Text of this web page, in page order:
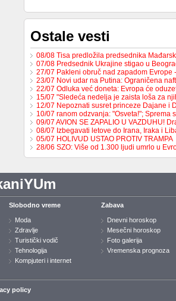
Ostale vesti
08/08 Tisa predložila predsednika
07/08 Predsednik Ukrajine stigao u
27/07 Pakleni obruč nad zapadom Evrope
23/07 Novi udar na Putina: Ograničena
22/07 Odluka već doneta: Evropa će
15/07 "Sledeća nedelja je zaista loša za
12/07 Nepoznati susret princeze Dajane i
10/07 ranom odzvanja: "Osveta!"; Sprema
09/07 AVION SE ZAPALIO U VAZDUHU!
08/07 Izbegavati letove do Irana, Iraka i
05/07 HOLIVUD USTAO PROTIV TRAMPA
28/06 SZO: Više od 1.300 ljudi umrlo u
Slobodno vreme
Moda
Zdravlje
Turistički vodič
Tehnologija
Kompjuteri i internet
Zabava
Dnevni horoskop
Mesečni horoskop
Foto galerija
Vremenska prognoza
policy